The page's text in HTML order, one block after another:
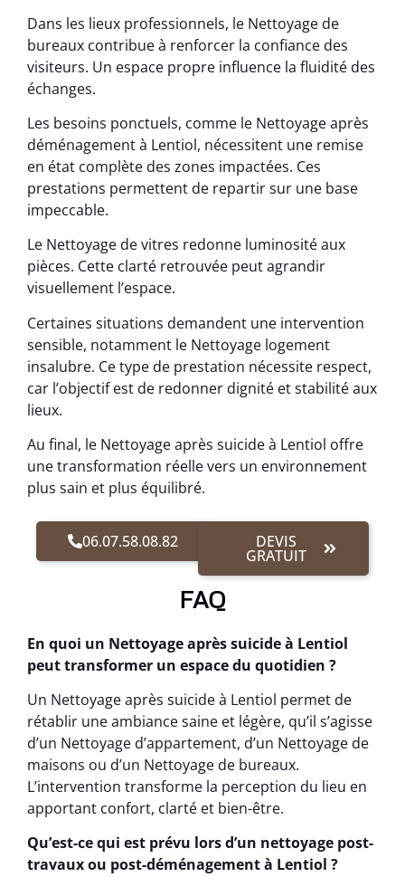
Dans les lieux professionnels, le Nettoyage de
bureaux contribue à renforcer la confiance des
visiteurs. Un espace propre influence la fluidité des
échanges.
Les besoins ponctuels, comme le Nettoyage après
déménagement à Lentiol, nécessitent une remise
en état complète des zones impactées. Ces
prestations permettent de repartir sur une base
impeccable.
Le Nettoyage de vitres redonne luminosité aux
pièces. Cette clarté retrouvée peut agrandir
visuellement l’espace.
Certaines situations demandent une intervention
sensible, notamment le Nettoyage logement
insalubre. Ce type de prestation nécessite respect,
car l’objectif est de redonner dignité et stabilité aux
lieux.
Au final, le Nettoyage après suicide à Lentiol offre
une transformation réelle vers un environnement
plus sain et plus équilibré.
06.07.58.08.82 DEVIS
GRATUIT
FAQ
En quoi un Nettoyage après suicide à Lentiol
peut transformer un espace du quotidien ?
Un Nettoyage après suicide à Lentiol permet de
rétablir une ambiance saine et légère, qu’il s’agisse
d’un Nettoyage d’appartement, d’un Nettoyage de
maisons ou d’un Nettoyage de bureaux.
L’intervention transforme la perception du lieu en
apportant confort, clarté et bien-être.
Qu’est-ce qui est prévu lors d’un nettoyage post-
travaux ou post-déménagement à Lentiol ?